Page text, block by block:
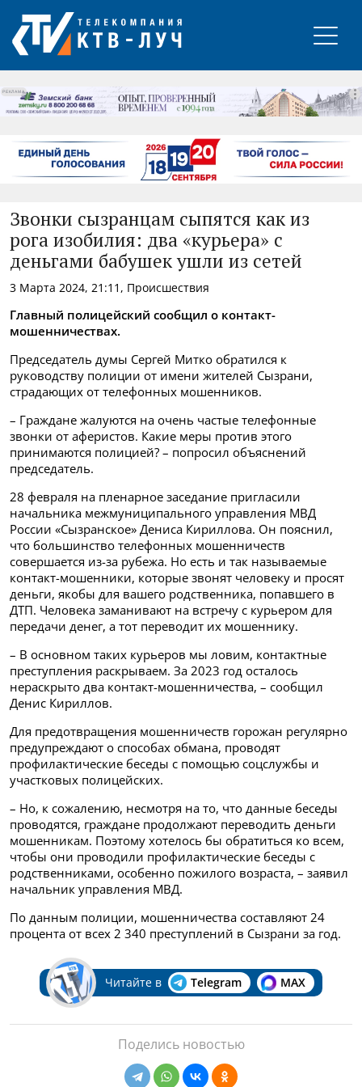
РЕКЛАМА
Звонки сызранцам сыпятся как из
рога изобилия: два «курьера» с
деньгами бабушек ушли из сетей
3 Марта 2024, 21:11, Происшествия
Главный полицейский сообщил о контакт-
мошенничествах.
Председатель думы Сергей Митко обратился к
руководству полиции от имени жителей Сызрани,
страдающих от телефонных мошенников.
– Граждане жалуются на очень частые телефонные
звонки от аферистов. Какие меры против этого
принимаются полицией? – попросил объяснений
председатель.
28 февраля на пленарное заседание пригласили
начальника межмуниципального управления МВД
России «Сызранское» Дениса Кириллова. Он пояснил,
что большинство телефонных мошенничеств
совершается из-за рубежа. Но есть и так называемые
контакт-мошенники, которые звонят человеку и просят
деньги, якобы для вашего родственника, попавшего в
ДТП. Человека заманивают на встречу с курьером для
передачи денег, а тот переводит их мошеннику.
– В основном таких курьеров мы ловим, контактные
преступления раскрываем. За 2023 год осталось
нераскрыто два контакт-мошенничества, – сообщил
Денис Кириллов.
Для предотвращения мошенничеств горожан регулярно
предупреждают о способах обмана, проводят
профилактические беседы с помощью соцслужбы и
участковых полицейских.
– Но, к сожалению, несмотря на то, что данные беседы
проводятся, граждане продолжают переводить деньги
мошенникам. Поэтому хотелось бы обратиться ко всем,
чтобы они проводили профилактические беседы с
родственниками, особенно пожилого возраста, – заявил
начальник управления МВД.
По данным полиции, мошенничества составляют 24
процента от всех 2 340 преступлений в Сызрани за год.
Читайте в Telegram MAX
Поделись новостью